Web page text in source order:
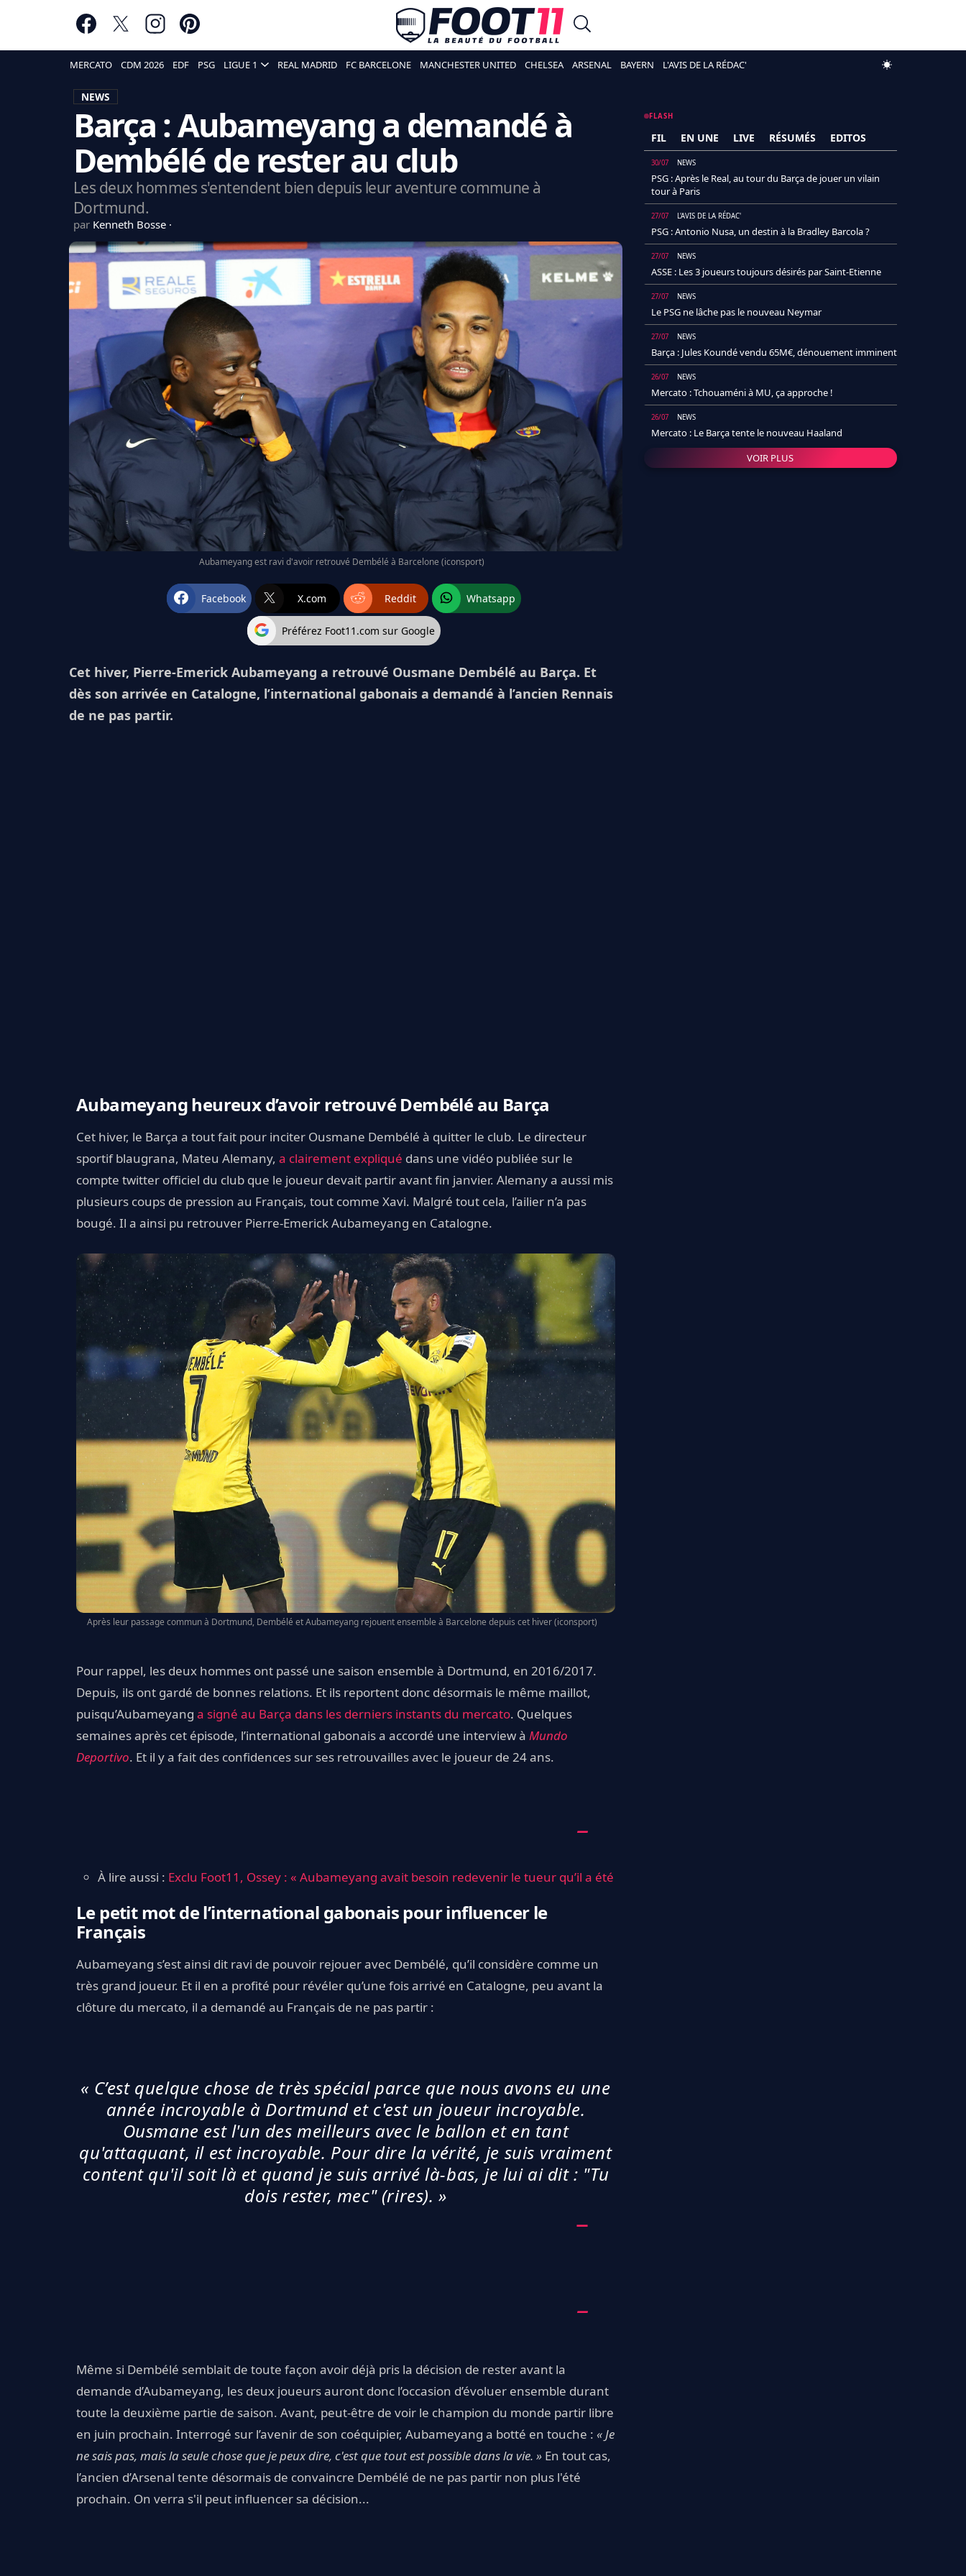
MERCATO CDM 2026 EDF PSG LIGUE 1 REAL MADRID FC BARCELONE MANCHESTER UNITED CHELSEA ARSENAL BAYERN L'AVIS DE LA RÉDAC'
NEWS
Barça : Aubameyang a demandé à
Dembélé de rester au club
Les deux hommes s'entendent bien depuis leur aventure commune à
Dortmund.
par Kenneth Bosse
Aubameyang est ravi d'avoir retrouvé Dembélé à Barcelone (iconsport)
Facebook X.com Reddit Whatsapp
Préférez Foot11.com sur Google
Cet hiver, Pierre-Emerick Aubameyang a retrouvé Ousmane Dembélé au Barça. Et
dès son arrivée en Catalogne, l’international gabonais a demandé à l’ancien Rennais
de ne pas partir.
Aubameyang heureux d’avoir retrouvé Dembélé au Barça
Cet hiver, le Barça a tout fait pour inciter Ousmane Dembélé à quitter le club. Le directeur
sportif blaugrana, Mateu Alemany, a clairement expliqué dans une vidéo publiée sur le
compte twitter officiel du club que le joueur devait partir avant fin janvier. Alemany a aussi mis
plusieurs coups de pression au Français, tout comme Xavi. Malgré tout cela, l’ailier n’a pas
bougé. Il a ainsi pu retrouver Pierre-Emerick Aubameyang en Catalogne.
Après leur passage commun à Dortmund, Dembélé et Aubameyang rejouent ensemble à Barcelone depuis cet hiver (iconsport)
Pour rappel, les deux hommes ont passé une saison ensemble à Dortmund, en 2016/2017.
Depuis, ils ont gardé de bonnes relations. Et ils reportent donc désormais le même maillot,
puisqu’Aubameyang a signé au Barça dans les derniers instants du mercato. Quelques
semaines après cet épisode, l’international gabonais a accordé une interview à Mundo
Deportivo. Et il y a fait des confidences sur ses retrouvailles avec le joueur de 24 ans.
À lire aussi : Exclu Foot11, Ossey : « Aubameyang avait besoin redevenir le tueur qu’il a été
Le petit mot de l’international gabonais pour influencer le
Français
Aubameyang s’est ainsi dit ravi de pouvoir rejouer avec Dembélé, qu’il considère comme un
très grand joueur. Et il en a profité pour révéler qu’une fois arrivé en Catalogne, peu avant la
clôture du mercato, il a demandé au Français de ne pas partir :
« C’est quelque chose de très spécial parce que nous avons eu une
année incroyable à Dortmund et c'est un joueur incroyable.
Ousmane est l'un des meilleurs avec le ballon et en tant
qu'attaquant, il est incroyable. Pour dire la vérité, je suis vraiment
content qu'il soit là et quand je suis arrivé là-bas, je lui ai dit : "Tu
dois rester, mec" (rires). »
Même si Dembélé semblait de toute façon avoir déjà pris la décision de rester avant la
demande d’Aubameyang, les deux joueurs auront donc l’occasion d’évoluer ensemble durant
toute la deuxième partie de saison. Avant, peut-être de voir le champion du monde partir libre
en juin prochain. Interrogé sur l’avenir de son coéquipier, Aubameyang a botté en touche : « Je
ne sais pas, mais la seule chose que je peux dire, c'est que tout est possible dans la vie. » En tout cas,
l’ancien d’Arsenal tente désormais de convaincre Dembélé de ne pas partir non plus l'été
prochain. On verra s'il peut influencer sa décision...
FLASH
FIL EN UNE LIVE RÉSUMÉS EDITOS
30/07 NEWS
PSG : Après le Real, au tour du Barça de jouer un vilain
tour à Paris
27/07 L'AVIS DE LA RÉDAC'
PSG : Antonio Nusa, un destin à la Bradley Barcola ?
27/07 NEWS
ASSE : Les 3 joueurs toujours désirés par Saint-Etienne
27/07 NEWS
Le PSG ne lâche pas le nouveau Neymar
27/07 NEWS
Barça : Jules Koundé vendu 65M€, dénouement imminent
26/07 NEWS
Mercato : Tchouaméni à MU, ça approche !
26/07 NEWS
Mercato : Le Barça tente le nouveau Haaland
VOIR PLUS